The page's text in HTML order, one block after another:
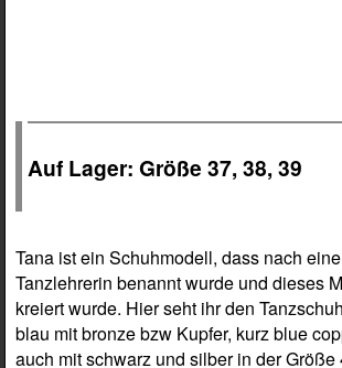
Auf Lager: Größe 37, 38, 39
Tana ist ein Schuhmodell, dass nach
Tanzlehrerin benannt wurde und dieses
kreiert wurde. Hier seht ihr den
blau mit bronze bzw Kupfer, kurz blue
auch mit schwarz und silber in der Größe